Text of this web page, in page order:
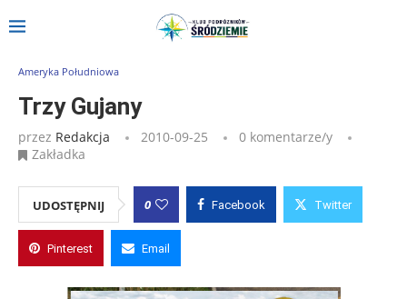
Strona główna Trzy Gujany
Ameryka Południowa
Trzy Gujany
przez Redakcja 2010-09-25
0 komentarze/y
Zakładka
UDOSTĘPNIJ 0 Facebook Twitter
Pinterest Email